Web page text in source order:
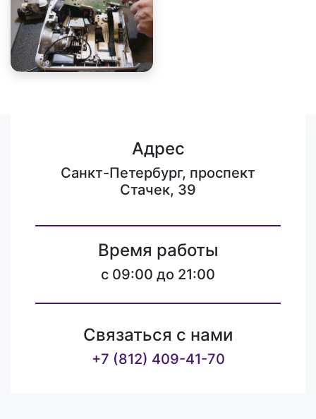
Адрес
Санкт-Петербург, проспект
Стачек, 39
Время работы
c 09:00 до 21:00
Связаться с нами
+7 (812) 409-41-70